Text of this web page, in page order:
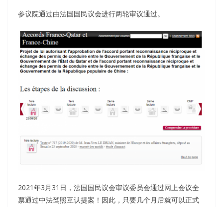
参议院通过由法国国民议会进行两轮审议通过。
2021年3月31日，法国国民议会审议委员会通过网上会议全
票通过中法驾照互认提案！因此，只要几个月后就可以正式